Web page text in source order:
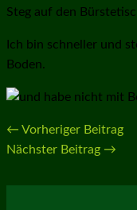
Ich bin schneller und
Boden.
← Vorheriger Beitrag
Nächster Beitrag →